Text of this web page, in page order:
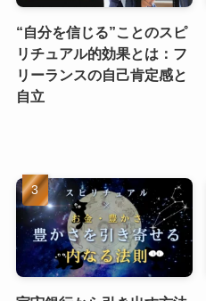
“自分を信じる”ことのスピ
リチュアル的効果とは：フ
リーランスの自己肯定感と
自立